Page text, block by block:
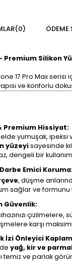
(0) ÖDEME
Premium Silikon
17 Pro Max
ve konforlu
Premium Hissiyat:
yumuşak, ipeksi
yüzeyisayesinde
dengeli bir
Emici
, düşme
sağlar ve
Güvenlik:
çizilmelere,
karşı
İzi Önleyici
yağ, kir ve
temiz ve parlak